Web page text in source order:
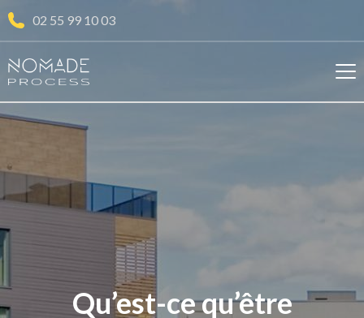
02 55 99 10 03
Qu’est-ce qu’être